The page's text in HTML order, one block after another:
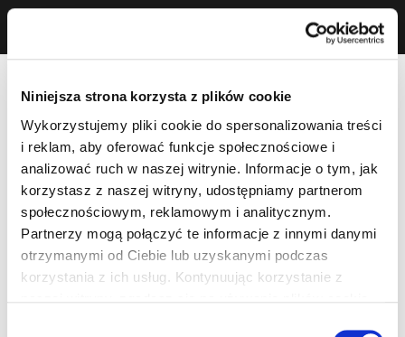
Niniejsza strona korzysta z plików cookie
Wykorzystujemy pliki cookie do spersonalizowania treści
i reklam, aby oferować funkcje społecznościowe i
analizować ruch w naszej witrynie. Informacje o tym, jak
korzystasz z naszej witryny, udostępniamy partnerom
społecznościowym, reklamowym i analitycznym.
Partnerzy mogą połączyć te informacje z innymi danymi
otrzymanymi od Ciebie lub uzyskanymi podczas
korzystania z ich usług. Kontynuując korzystanie z